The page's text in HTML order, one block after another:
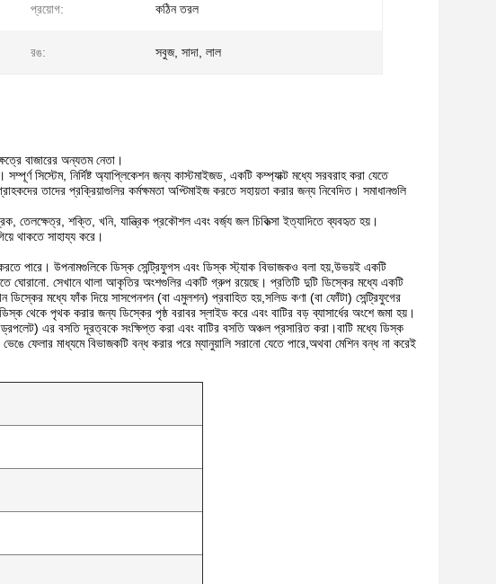
প্রয়োগ: কঠিন তরল
রঙ: সবুজ, সাদা, লাল
বাজারের অন্যতম নেতা।
সিস্টেম, নির্দিষ্ট অ্যাপ্লিকেশন জন্য কাস্টমাইজড, একটি কম্প্যাক্ট মধ্যে সরবরাহ করা যেতে
তাদের প্রক্রিয়াগুলির কর্মক্ষমতা অপ্টিমাইজ করতে সহায়তা করার জন্য নিবেদিত। সমাধানগুলি
তেলক্ষেত্র, শক্তি, খনি, যান্ত্রিক প্রকৌশল এবং বর্জ্য জল চিকিত্সা ইত্যাদিতে ব্যবহৃত হয়।
থাকতে সাহায্য করে।
পারে। উপনামগুলিকে ডিস্ক সেন্ট্রিফুগস এবং ডিস্ক স্ট্যাক বিভাজকও বলা হয়,উভয়ই একটি
ঘোরানো. সেখানে থালা আকৃতির অংশগুলির একটি গ্রুপ রয়েছে। প্রতিটি দুটি ডিস্কের মধ্যে একটি
মধ্যে ফাঁক দিয়ে সাসপেনশন (বা এমুলশন) প্রবাহিত হয়,সলিড কণা (বা ফোঁটা) সেন্ট্রিফুগের
থেকে পৃথক করার জন্য ডিস্কের পৃষ্ঠ বরাবর স্লাইড করে এবং বাটির বড় ব্যাসার্ধের অংশে জমা হয়।
এর বসতি দূরত্বকে সংক্ষিপ্ত করা এবং বাটির বসতি অঞ্চল প্রসারিত করা।বাটি মধ্যে ডিস্ক
ফেলার মাধ্যমে বিভাজকটি বন্ধ করার পরে ম্যানুয়ালি সরানো যেতে পারে,অথবা মেশিন বন্ধ না করেই